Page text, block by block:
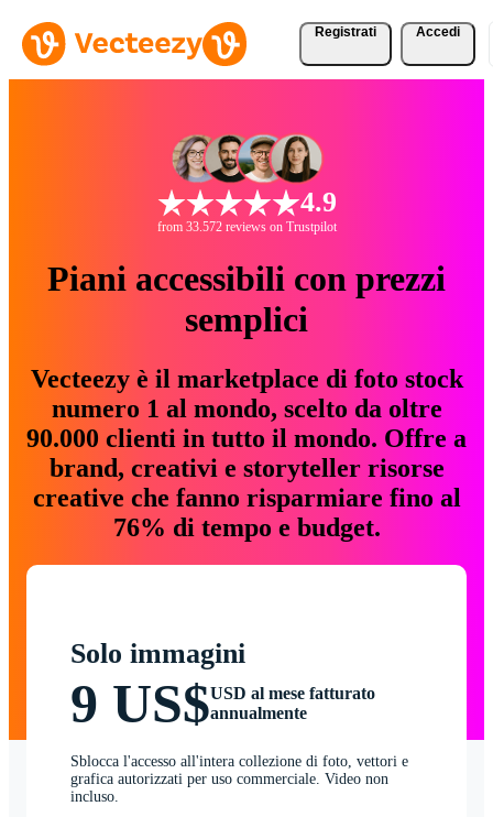
Registrati Accedi
4.9
from 33.572 reviews on Trustpilot
Piani accessibili con prezzi
semplici
Vecteezy è il marketplace di foto stock
numero 1 al mondo, scelto da oltre
90.000 clienti in tutto il mondo. Offre a
brand, creativi e storyteller risorse
creative che fanno risparmiare fino al
76% di tempo e budget.
Solo immagini
9 US$USD al mese fatturato
annualmente
Sblocca l'accesso all'intera collezione di foto, vettori e
grafica autorizzati per uso commerciale. Video non
incluso.